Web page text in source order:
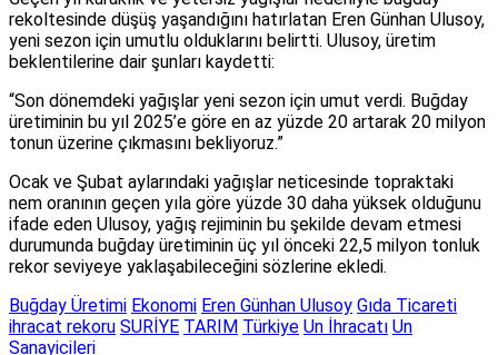
rekoltesinde düşüş yaşandığını hatırlatan Eren Günhan Ulusoy,
yeni sezon için umutlu olduklarını belirtti. Ulusoy, üretim
beklentilerine dair şunları kaydetti:
“Son dönemdeki yağışlar yeni sezon için umut verdi. Buğday
üretiminin bu yıl 2025’e göre en az yüzde 20 artarak 20 milyon
tonun üzerine çıkmasını bekliyoruz.”
Ocak ve Şubat aylarındaki yağışlar neticesinde topraktaki
nem oranının geçen yıla göre yüzde 30 daha yüksek olduğunu
ifade eden Ulusoy, yağış rejiminin bu şekilde devam etmesi
durumunda buğday üretiminin üç yıl önceki 22,5 milyon tonluk
rekor seviyeye yaklaşabileceğini sözlerine ekledi.
Buğday Üretimi Ekonomi Eren Günhan Ulusoy Gıda Ticareti
ihracat rekoru SURİYE TARIM Türkiye Un İhracatı Un
Sanayicileri